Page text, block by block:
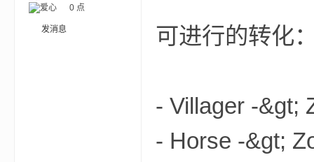
爱心
0 点
发消息 可进行的转化
- Villager -&gt;
- Horse -&gt;